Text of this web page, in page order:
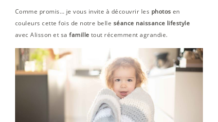
Comme promis… je vous invite à découvrir les photos en
couleurs cette fois de notre belle séance naissance lifestyle
avec Alisson et safamille tout récemment agrandie.